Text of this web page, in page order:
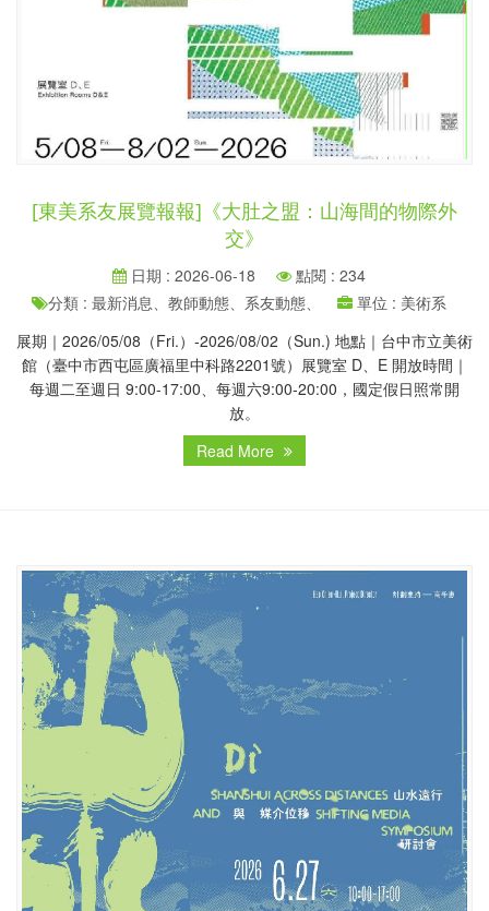
[東美系友展覽報報]《大肚之盟：山海間的物際外
交》
日期 : 2026-06-18
點閱 : 234
分類 : 最新消息、教師動態、系友動態、
單位 : 美術系
展期｜2026/05/08（Fri.）-2026/08/02（Sun.) 地點｜台中市立美術
館（臺中市西屯區廣福里中科路2201號）展覽室 D、E 開放時間｜
每週二至週日 9:00-17:00、每週六9:00-20:00，國定假日照常開
放。
Read More